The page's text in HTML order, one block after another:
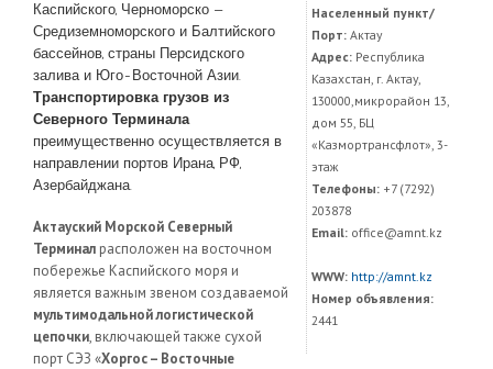
Каспийского, Черноморско —
Средиземноморского и Балтийского
бассейнов, страны Персидского
залива и Юго-Восточной Азии.
Транспортировка грузов из
Северного Терминала
преимущественно осуществляется в
направлении портов Ирана, РФ,
Азербайджана.
Актауский Морской Северный
Терминал расположен на восточном
побережье Каспийского моря и
является важным звеном создаваемой
мультимодальной логистической
цепочки, включающей также сухой
порт СЭЗ «Хоргос – Восточные
Населенный пункт/
Порт:Актау
Адрес:Республика
Казахстан, г. Актау,
130000,микрорайон 13,
дом 55, БЦ
«Казмортрансфлот», 3-
этаж
Телефоны:+7 (7292)
203878
Email:office@amnt.kz
WWW: http://amnt.kz
Номер объявления:
2441